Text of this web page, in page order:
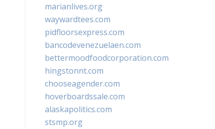
marianlives.org
waywardtees.com
pidfloorsexpress.com
bancodevenezuelaen.com
bettermoodfoodcorporation.com
hingstonnt.com
chooseagender.com
hoverboardssale.com
alaskapolitics.com
stsmp.org